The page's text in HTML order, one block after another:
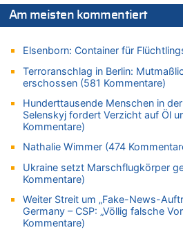
06.08.2026 - 12:13 von Heinz F. zu
Mehrere Menschen in Londons City
Zweite Hitzewelle in diesem
06.08.2026 - 12:08 von Medium zu
Frau hörte Stimmen aus Haus des
06.08.2026 - 11:52 von Hubert F. zu
Zweite Hitzewelle in diesem
06.08.2026 - 11:46 von Ermitler zu
Zweite Hitzewelle in diesem
06.08.2026 - 11:42 von Willi Müller
Eschweiler: 16-Jähriger soll seine
06.08.2026 - 11:35 von ne
Zweite Hitzewelle in diesem
Am meisten kommentiert
Elsenborn: Container für
Terroranschlag in Berlin:
erschossen (581 Kommentare)
Hunderttausende Menschen in
Selenskyj fordert Verzicht auf Öl
Kommentare)
Nathalie Wimmer (474
Ukraine setzt Marschflugkörper
Kommentare)
Weiter Streit um „Fake-News-
Germany – CSP: „Völlig falsche
Kommentare)